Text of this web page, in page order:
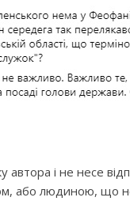
і нe нece
або людиною, що